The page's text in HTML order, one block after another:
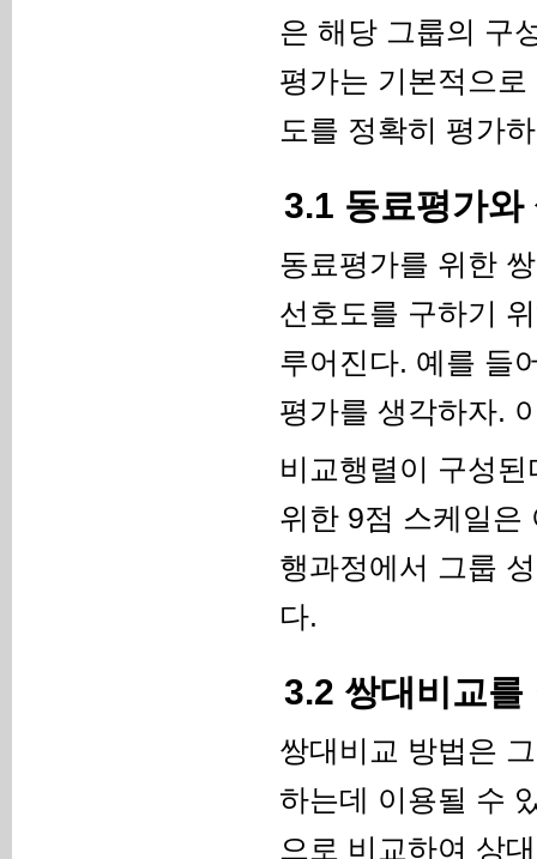
은 해당 그룹의 구
평가는 기본적으
도를 정확히 평가
3.1 동료평가와
동료평가를 위한
선호도를 구하기
루어진다. 예를 들
평가를 생각하자.
비교행렬이 구성
위한 9점 스케일은
행과정에서 그룹
다.
3.2 쌍대비교를
쌍대비교 방법은
하는데 이용될 수
으로 비교하여 상